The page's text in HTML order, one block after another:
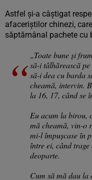
Astfel și-a câștigat
afaceriștilor chinezi,
săptămânal pachete cu
„Toate bune și
să-i tâlhărească
să-i dea cu barda
cheamă, intervin.
la 16, 17, când se
Eu acum la birou,
mă cheamă, vin-o
mi-l împușcase în
între ei, când
deoparte.
Cum să mă dau